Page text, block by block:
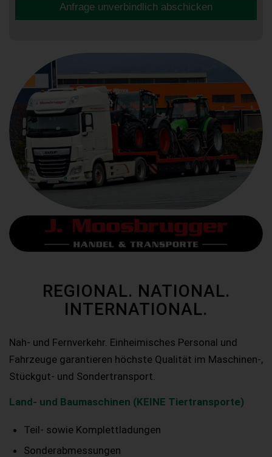
Anfrage unverbindlich abschicken
REGIONAL. NATIONAL.
INTERNATIONAL.
Nah- und Fernverkehr. Einheimisches Personal und
Fahrzeuge garantieren höchste Qualität im Maschinen-,
Stückgut- und Sondertransport.
Land- und Baumaschinen (KEINE Tiertransporte)
Teil- sowie Komplettladungen
Sonderabmessungen